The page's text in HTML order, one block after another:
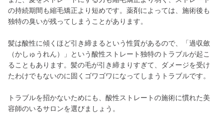
の持続期間も縮毛矯正より短めです。薬剤によっては、施術後も
独特の臭いが残ってしまうことがあります。
髪は酸性に傾くほど引き締まるという性質があるので、「過収斂
（かしゅうれん）」という酸性ストレート独特のトラブルが起こ
ることもあります。髪の毛が引き締まりすぎて、ダメージを受け
たわけでもないのに固くゴワゴワになってしまうトラブルです。
トラブルを招かないためにも、酸性ストレートの施術に慣れた美
容師のいるサロンを選びましょう。